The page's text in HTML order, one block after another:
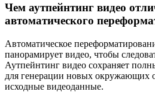
Чем аутпейнтинг видео
автоматического
Автоматическое
панорамирует видео, чтобы
Аутпейнтинг видео сохраняет
для генерации новых окружающих
исходные видеоданные.